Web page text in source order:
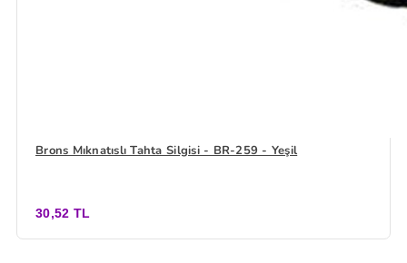
Brons Mıknatıslı Tahta Silgisi - BR-259 - Yeşil
30,52 TL